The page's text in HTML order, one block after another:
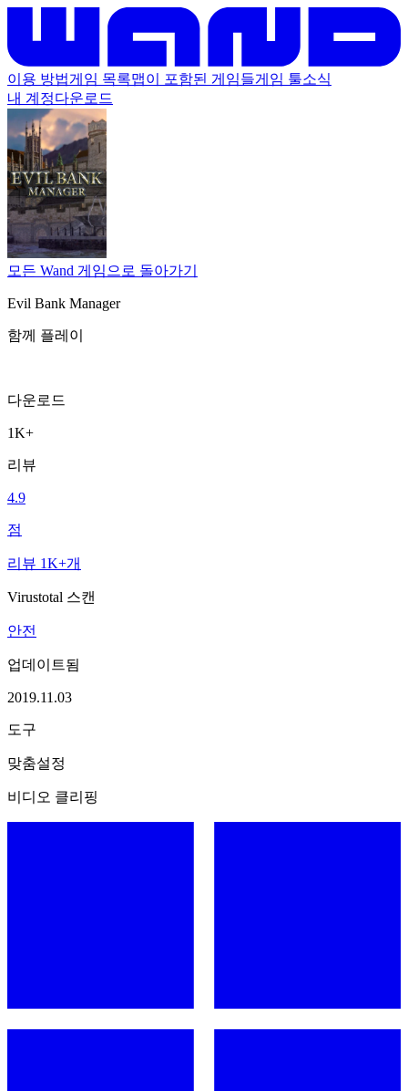
이용 방법게임 목록맵이 포함된 게임들게임 툴소식
내 계정다운로드
모든 Wand 게임으로 돌아가기
Evil Bank Manager
함께 플레이
다운로드
1K+
리뷰
4.9
점
리뷰 1K+개
Virustotal 스캔
안전
업데이트됨
2019.11.03
도구
맞춤설정
비디오 클리핑